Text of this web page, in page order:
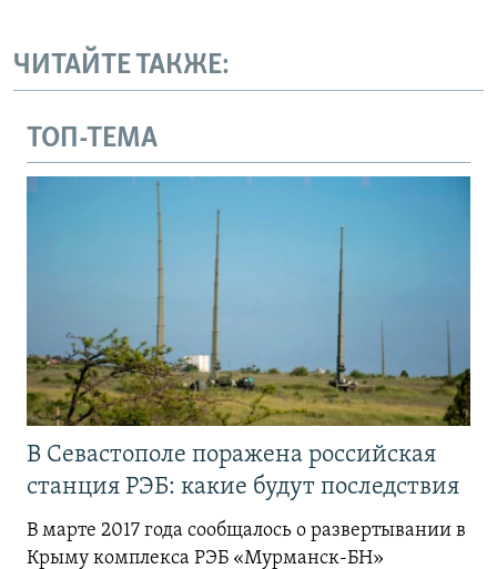
ЧИТАЙТЕ ТАКЖЕ:
ТОП-ТЕМА
В Севастополе поражена российская
станция РЭБ: какие будут последствия
В марте 2017 года сообщалось о развертывании в
Крыму комплекса РЭБ «Мурманск-БН»